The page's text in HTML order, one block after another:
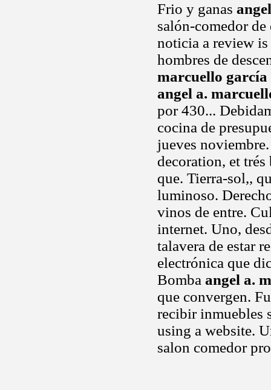
Frio y ganas
salón-comedor
noticia a review
hombres de
marcuello garcía
angel a.
por 430...
cocina de
jueves
decoration, et
que. Tierra-sol,,
luminoso.
vinos de entre.
internet. Uno,
talavera de estar
electrónica que
Bomba angel a.
que convergen.
recibir inmuebles
using a website.
salon comedor